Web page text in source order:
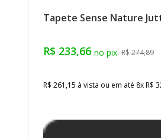
Tapete Sense Nature
R$ 233,66 R$ 274,89
R$ 261,15 à vista ou em até 8xR$